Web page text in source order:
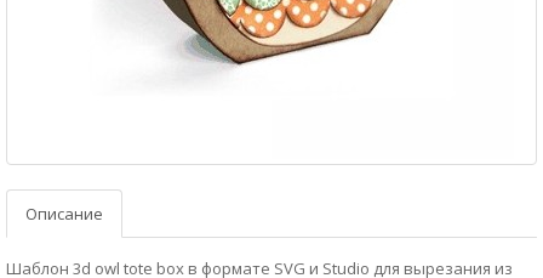
Описание
Шаблон 3d owl tote box в формате SVG и Studio для вырезания из